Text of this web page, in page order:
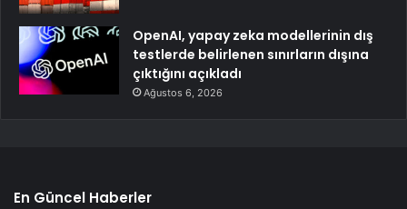
OpenAI, yapay zeka modellerinin dış
testlerde belirlenen sınırların dışına
çıktığını açıkladı
Ağustos 6, 2026
En Güncel Haberler